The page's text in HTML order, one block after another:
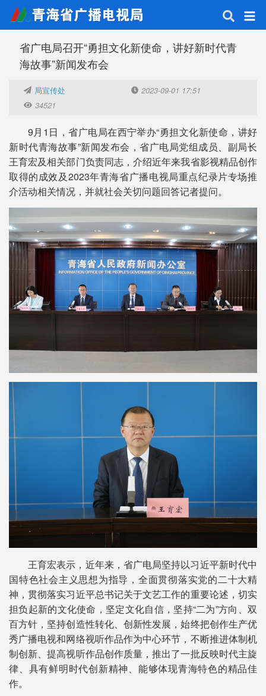
省广电局召开“勇担文化新使命，讲好新时代青
海故事”新闻发布会
局宣传处
2023-09-01 17:51
34521
9月1日，省广电局在西宁举办“勇担文化新使命，讲好
新时代青海故事”新闻发布会，省广电局党组成员、副局长
王育宏及相关部门负责同志，介绍近年来我省影视精品创作
取得的成效及2023年青海省广播电视局重点纪录片专场推
介活动相关情况，并就社会关切问题回答记者提问。
王育宏表示，近年来，省广电局坚持以习近平新时代中
国特色社会主义思想为指导，全面贯彻落实党的二十大精
神，贯彻落实习近平总书记关于文艺工作的重要论述，切实
担负起新的文化使命，坚定文化自信，坚持“二为”方向、双
百方针，坚持创造性转化、创新性发展，始终把创作生产优
秀广播电视和网络视听作品作为中心环节，不断推进体制机
制创新、提高视听作品创作质量，推出了一批反映时代主旋
律、具有鲜明时代创新精神、能够体现青海特色的精品佳
作。